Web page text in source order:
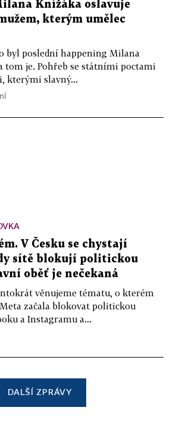
Knížáka oslavuje
kterým umělec
byl poslední happening Milana
tom je. Pohřeb se státními poctami
kterými slavný...
V Česku se chystají
sítě blokují politickou
oběť je nečekaná
věnujeme tématu, o kterém
začala blokovat politickou
a Instagramu a...
DALŠÍ ZPRÁVY